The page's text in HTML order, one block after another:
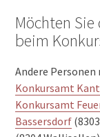
Möchten
beim
Andere
Konkursamt
Konkursamt
Bassersdorf